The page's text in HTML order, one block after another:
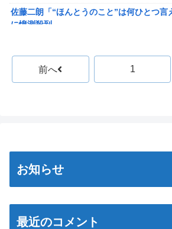
PCパーツ高すぎて自作する人減ってるよな
【TOUGH2】37話感想 灘の同門対決は、
展開…！？
ら…」→「日本はこういうのが本当に上手
の反応
大田美月がブログで「選抜漏れ」の悔しさ
【速報】超大物プロデューサー、ハロコン
業者も
【悲報】クマ駆除で町役場に抗議電話殺到
佐藤二朗「“ほんとうのこと”は何ひとつ
に憶測殺到
【朗報】ハンターハンター最新話、ベンジ
四皇ルフィさん、「ワンピース」最新話で
れてブチギレてしまうｗｗｗｗ【1190話】
さ過ぎて炎上ｗｗｗ
完全新作『八つ墓村』、金田一は尾上松也
佐藤二朗「“ほんとうのこと”は何ひとつ
に憶測殺到
も市場も急降下ｗｗｗｗｗｗｗｗ
ゲーム開発者「ゲーム内に読み物を作って
まずに無視してる」
刃牙史上最大の謎「カツオのキャラメル」
説明するｗｗｗｗｗ
前へ 1
お知らせ
最近のコメント